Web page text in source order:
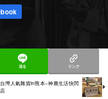
送る リンク
台灣人氣雜貨in熊本−神農生活快閃
店